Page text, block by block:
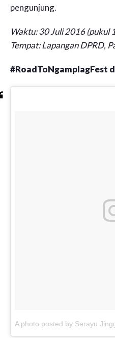
pengunjung.
Waktu: 30 Juli 2016 (pukul
Tempat: Lapangan DPRD,
#RoadToNgamplagFest
A photo posted by Serayu